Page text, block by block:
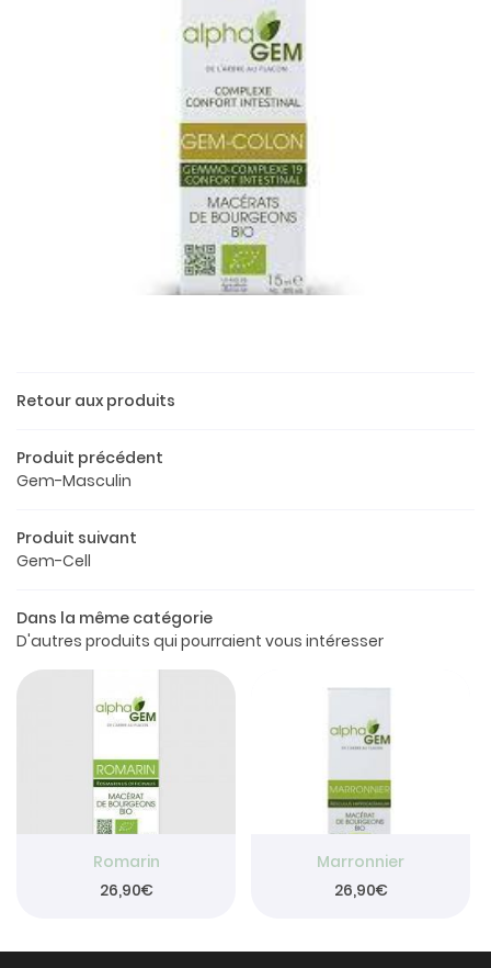
Accueil
boutique
produits
Avis
Restez
INSCRIPTION
Rejoignez-
Retour aux produits
Produit précédent
Gem-Masculin
Produit suivant
Gem-Cell
Dans la même catégorie
D'autres produits qui pourraient vous intéresser
Romarin
26,90€
Marronnier
26,90€